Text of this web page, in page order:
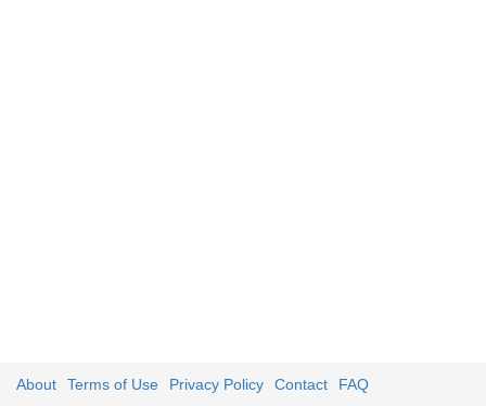
About Terms of Use Privacy Policy Contact FAQ